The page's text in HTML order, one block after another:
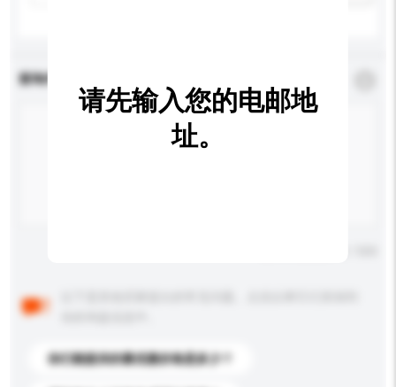
查询内容
你们能提供的最优惠价格是多少？
请先输入您的电邮地
址。